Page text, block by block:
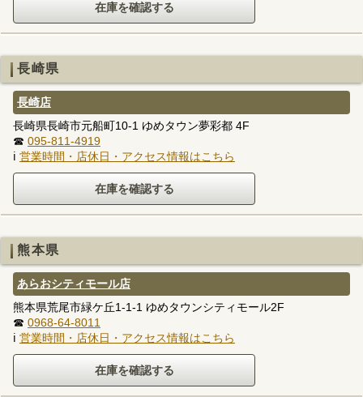
長崎県
長崎店
長崎県長崎市元船町10-1 ゆめタウン夢彩都 4F
☎ 095-811-4919
ℹ 営業時間・店休日・アクセス情報はこちら
熊本県
あらおシティモール店
熊本県荒尾市緑ケ丘1-1-1 ゆめタウンシティモール2F
☎ 0968-64-8011
ℹ 営業時間・店休日・アクセス情報はこちら